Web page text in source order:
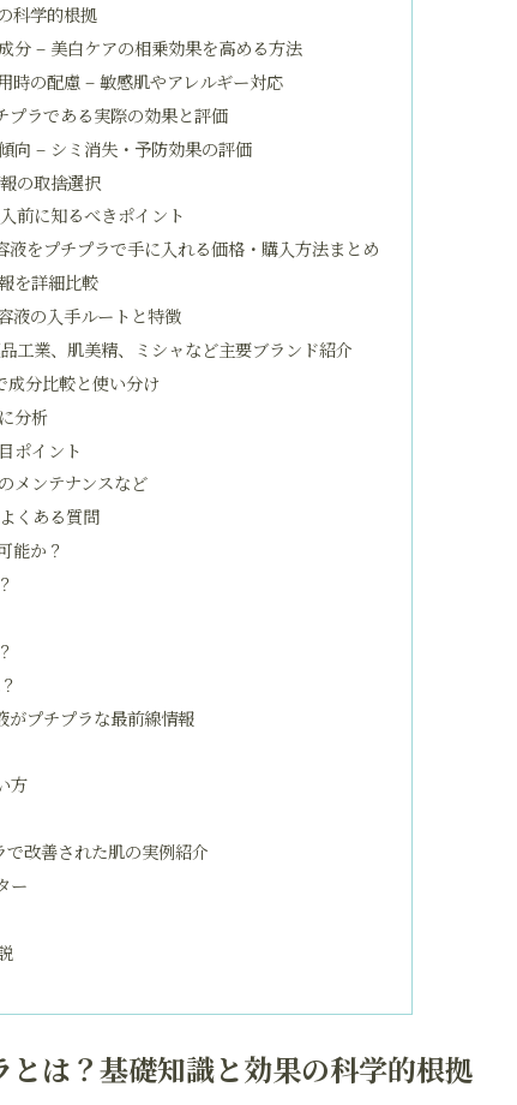
科学的根拠
分 – 美白ケアの相乗効果を高める方法
時の配慮 – 敏感肌やアレルギー対応
プラである実際の効果と評価
向 – シミ消失・予防効果の評価
の取捨選択
前に知るべきポイント
をプチプラで手に入れる価格・購入方法まとめ
を詳細比較
液の入手ルートと特徴
工業、肌美精、ミシャなど主要ブランド紹介
成分比較と使い分け
分析
ポイント
メンテナンスなど
くある質問
能か？
がプチプラな最前線情報
方
改善された肌の実例紹介
ー
は？基礎知識と効果の科学的根拠